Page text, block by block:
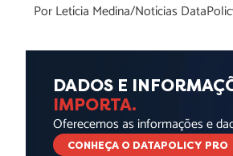
Por Letícia Medina/Notícias
DADOS E
IMPORTA.
Oferecemos as informações e
CONHEÇA O DATAPOLICY PRO